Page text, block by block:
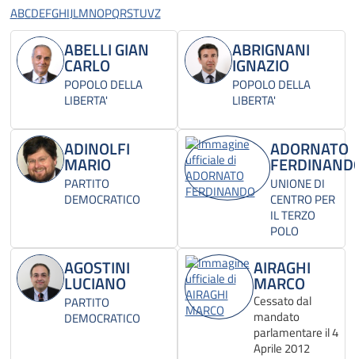
ABCDEFGHIJLMNOPQRSTUVZ
ABELLI GIAN
CARLO
POPOLO DELLA
LIBERTA'
ABRIGNANI
IGNAZIO
POPOLO DELLA
LIBERTA'
ADINOLFI
MARIO
PARTITO
DEMOCRATICO
ADORNATO
UNIONE DI
CENTRO PER
IL TERZO
POLO
AGOSTINI
LUCIANO
PARTITO
DEMOCRATICO
AIRAGHI
MARCO
Cessato dal
mandato
parlamentare il 4
Aprile 2012